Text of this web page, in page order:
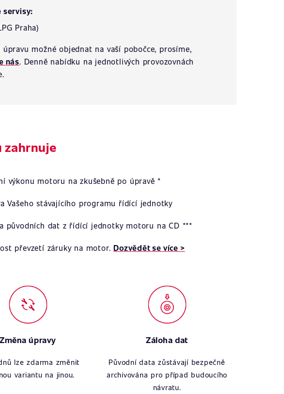
servisy:
Praha)
úpravu možné objednat na vaší pobočce, prosíme,
nás. Denně nabídku na jednotlivých provozovnách
zahrnuje
výkonu motoru na zkušebně po úpravě *
Vašeho stávajícího programu řídící jednotky
původních dat z řídící jednotky motoru na CD ***
převzetí záruky na motor.Dozvědět se více >
Změna úpravy
lze zdarma změnit
variantu na jinou.
Záloha dat
Původní data zůstávají bezpečně
archivována pro případ budoucího
návratu.